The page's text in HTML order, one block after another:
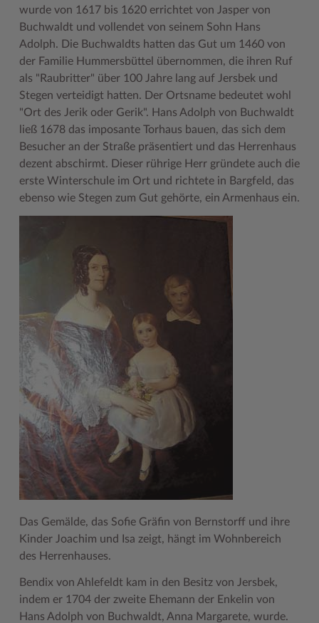
wurde von 1617 bis 1620 errichtet von Jasper von
Buchwaldt und vollendet von seinem Sohn Hans
Adolph. Die Buchwaldts hatten das Gut um 1460 von
der Familie Hummersbüttel übernommen, die ihren Ruf
als "Raubritter" über 100 Jahre lang auf Jersbek und
Stegen verteidigt hatten. Der Ortsname bedeutet wohl
"Ort des Jerik oder Gerik". Hans Adolph von Buchwaldt
ließ 1678 das imposante Torhaus bauen, das sich dem
Besucher an der Straße präsentiert und das Herrenhaus
dezent abschirmt. Dieser rührige Herr gründete auch die
erste Winterschule im Ort und richtete in Bargfeld, das
ebenso wie Stegen zum Gut gehörte, ein Armenhaus ein.
Das Gemälde, das Sofie Gräfin von Bernstorff und ihre
Kinder Joachim und Isa zeigt, hängt im Wohnbereich
des Herrenhauses.
Bendix von Ahlefeldt kam in den Besitz von Jersbek,
indem er 1704 der zweite Ehemann der Enkelin von
Hans Adolph von Buchwaldt, Anna Margarete, wurde.